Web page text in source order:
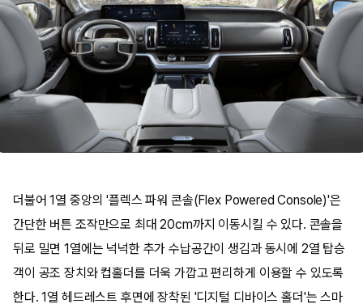
더불어 1열 중앙의 '플렉스 파워 콘솔(Flex Powered Console)'은
간단한 버튼 조작만으로 최대 20cm까지 이동시킬 수 있다. 콘솔을
뒤로 밀면 1열에는 넉넉한 추가 수납공간이 생김과 동시에 2열 탑승
객이 공조 장치와 컵홀더를 더욱 가깝고 편리하게 이용할 수 있도록
한다. 1열 헤드레스트 후면에 장착된 '디지털 디바이스 홀더'는 스마